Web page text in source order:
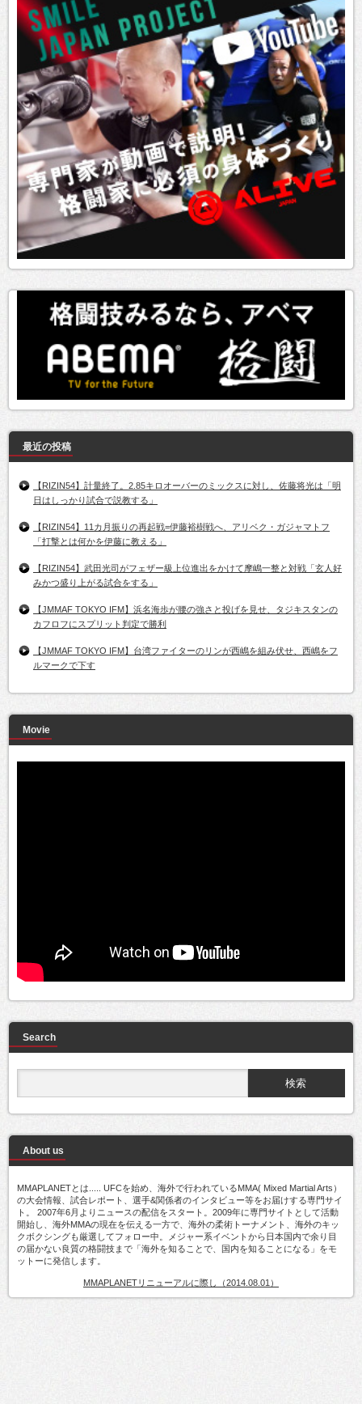
最近の投稿
【RIZIN54】計量終了。2.85キロオーバーのミックスに対し、佐藤将光は「明
日はしっかり試合で説教する」
【RIZIN54】11カ月振りの再起戦=伊藤裕樹戦へ、アリベク・ガジャマトフ
「打撃とは何かを伊藤に教える」
【RIZIN54】武田光司がフェザー級上位進出をかけて摩嶋一整と対戦「玄人好
みかつ盛り上がる試合をする」
【JMMAF TOKYO IFM】浜名海歩が腰の強さと投げを見せ、タジキスタンの
カフロフにスプリット判定で勝利
【JMMAF TOKYO IFM】台湾ファイターのリンが西嶋を組み伏せ、西嶋をフ
ルマークで下す
Movie
Search
About us
MMAPLANETとは..... UFCを始め、海外で行われているMMA( Mixed Martial Arts）
の大会情報、試合レポート、選手&関係者のインタビュー等をお届けする専門サイ
ト。 2007年6月よりニュースの配信をスタート。2009年に専門サイトとして活動
開始し、海外MMAの現在を伝える一方で、海外の柔術トーナメント、海外のキッ
クボクシングも厳選してフォロー中。メジャー系イベントから日本国内で余り目
の届かない良質の格闘技まで「海外を知ることで、国内を知ることになる」をモ
ットーに発信します。
MMAPLANETリニューアルに際し（2014.08.01）